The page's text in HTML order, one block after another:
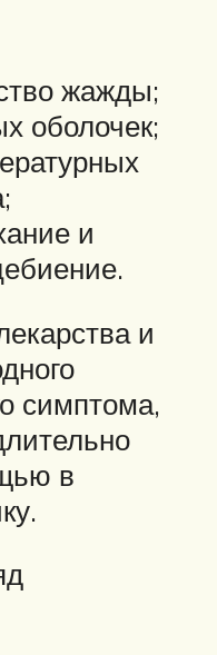
жажды;
оболочек;
и
и
симптома,
в